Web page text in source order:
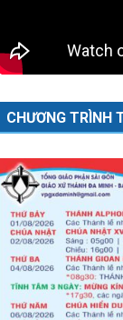
CHƯƠNG TRÌNH